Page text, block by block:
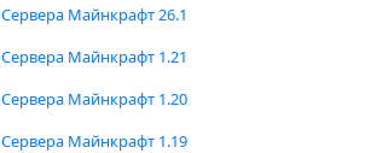
Сервера Майнкрафт 26.1
Сервера Майнкрафт 1.21
Сервера Майнкрафт 1.20
Сервера Майнкрафт 1.19